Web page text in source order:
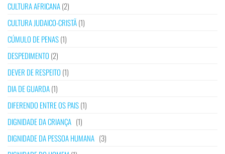
CULTURA AFRICANA(2)
CULTURA JUDAICO-CRISTÃ(1)
CÚMULO DE PENAS(1)
DESPEDIMENTO (2)
DEVER DE RESPEITO (1)
DIA DE GUARDA(1)
DIFERENDO ENTRE OS PAIS(1)
DIGNIDADE DA CRIANÇA (1)
DIGNIDADE DA PESSOA HUMANA (3)